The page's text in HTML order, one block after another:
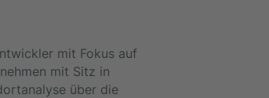
mit Fokus auf
mit Sitz in
über die